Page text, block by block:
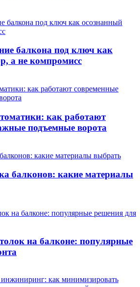
балкона под ключ как
а не компромисс
как работают
подъемные ворота
балконов: какие материалы
на балконе: популярные